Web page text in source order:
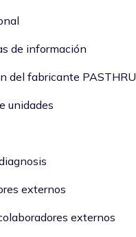
de información
del fabricante PASTHRU
unidades
externos
externos